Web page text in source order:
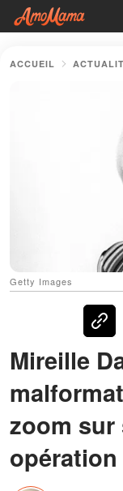
ACCUEIL
Getty Images
Mireille
zoom sur
opération